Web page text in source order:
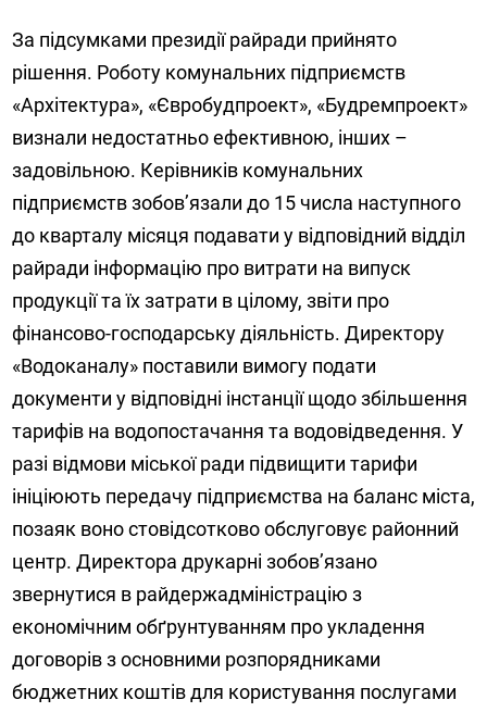
За підсумками президії райради прийнято
рішення. Роботу комунальних підприємств
«Архітектура», «Євробудпроект», «Будремпроект»
визнали недостатньо ефективною, інших –
задовільною. Керівників комунальних
підприємств зобов’язали до 15 числа наступного
до кварталу місяця подавати у відповідний відділ
райради інформацію про витрати на випуск
продукції та їх затрати в цілому, звіти про
фінансово-господарську діяльність. Директору
«Водоканалу» поставили вимогу подати
документи у відповідні інстанції щодо збільшення
тарифів на водопостачання та водовідведення. У
разі відмови міської ради підвищити тарифи
ініціюють передачу підприємства на баланс міста,
позаяк воно стовідсотково обслуговує районний
центр. Директора друкарні зобов’язано
звернутися в райдержадміністрацію з
економічним обґрунтуванням про укладення
договорів з основними розпорядниками
бюджетних коштів для користування послугами